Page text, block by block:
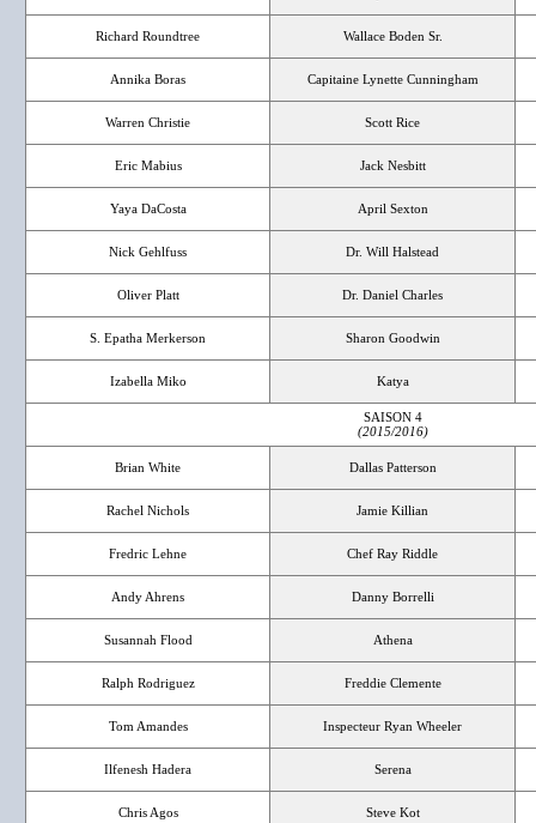
Richard Roundtree Wallace Boden Sr.
Annika Boras Capitaine Lynette Cunningham
Warren Christie Scott Rice
Eric Mabius Jack Nesbitt
Yaya DaCosta April Sexton
Nick Gehlfuss Dr. Will Halstead
Oliver Platt Dr. Daniel Charles
S. Epatha Merkerson Sharon Goodwin
Izabella Miko Katya
SAISON 4
(2015/2016)
Brian White Dallas Patterson
Rachel Nichols Jamie Killian
Fredric Lehne Chef Ray Riddle
Andy Ahrens Danny Borrelli
Susannah Flood Athena
Ralph Rodriguez Freddie Clemente
Tom Amandes Inspecteur Ryan Wheeler
Ilfenesh Hadera Serena
Chris Agos Steve Kot